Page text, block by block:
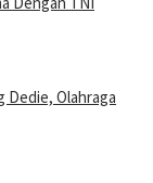
Dedie, Olahraga